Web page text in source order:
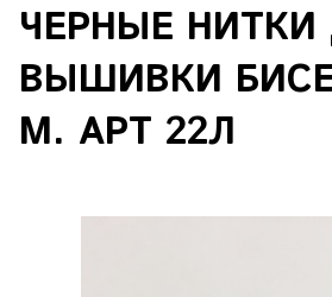
ЧЕРНЫЕ НИТКИ
ВЫШИВКИ
М. АРТ 22Л